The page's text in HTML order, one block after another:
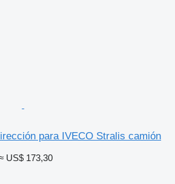
para IVECO Stralis camión
US$ 173,30